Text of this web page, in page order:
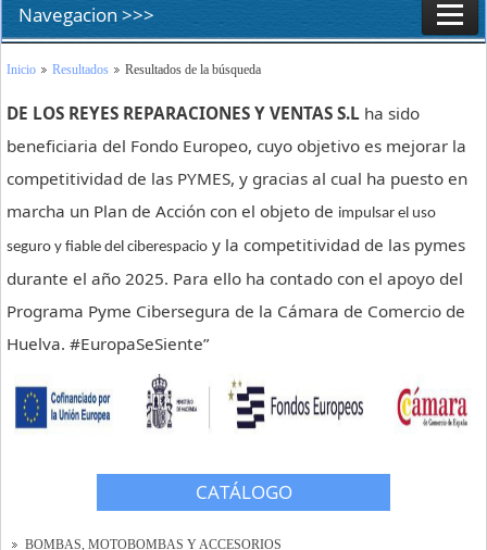
Navegacion >>>
Inicio
Tienda Online
Contacto y localización
Inicio Resultados Resultados de la búsqueda
DE LOS REYES REPARACIONES Y VENTAS S.L ha sido
beneficiaria del Fondo Europeo, cuyo objetivo es mejorar la
competitividad de las PYMES, y gracias al cual ha puesto en
marcha un Plan de Acción con el objeto de impulsar el uso
seguro y fiable del ciberespacio y la competitividad de las pymes
durante el año 2025. Para ello ha contado con el apoyo del
Programa Pyme Cibersegura de la Cámara de Comercio de
Huelva. #EuropaSeSiente”
CATÁLOGO
BOMBAS, MOTOBOMBAS Y ACCESORIOS